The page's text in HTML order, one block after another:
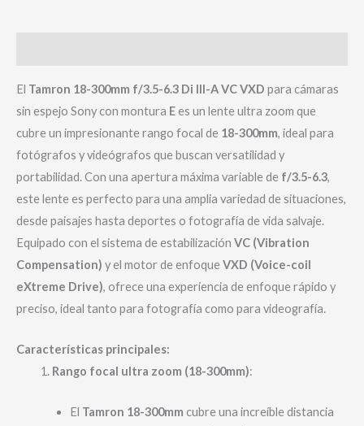
El Tamron 18-300mm f/3.5-6.3 Di III-A VC VXD para cámaras
sin espejo Sony con montura Ees un lente ultra zoom que
cubre un impresionante rango focal de 18-300mm, ideal para
fotógrafos y videógrafos que buscan versatilidad y
portabilidad. Con una apertura máxima variable de f/3.5-6.3,
este lente es perfecto para una amplia variedad de situaciones,
desde paisajes hasta deportes o fotografía de vida salvaje.
Equipado con el sistema de estabilización VC (Vibration
Compensation) y el motor de enfoque VXD (Voice-coil
eXtreme Drive), ofrece una experiencia de enfoque rápido y
preciso, ideal tanto para fotografía como para videografía.
Características principales:
Rango focal ultra zoom (18-300mm):
El Tamron 18-300mm cubre una increíble distancia